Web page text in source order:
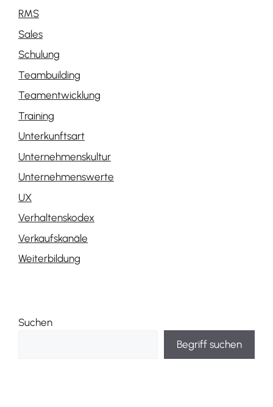
RMS
Sales
Schulung
Teambuilding
Teamentwicklung
Training
Unterkunftsart
Unternehmenskultur
Unternehmenswerte
UX
Verhaltenskodex
Verkaufskanäle
Weiterbildung
Suchen
Begriff suchen